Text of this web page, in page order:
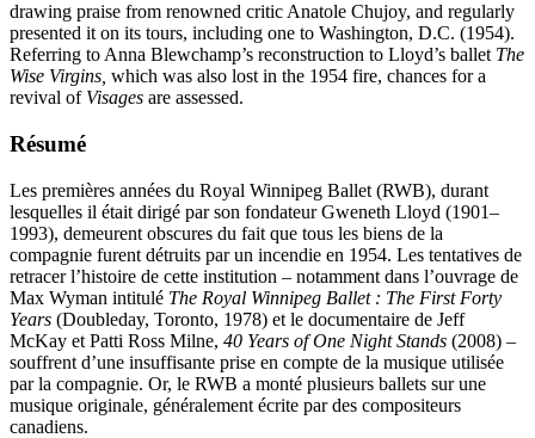
drawing praise from renowned critic Anatole Chujoy, and regularly
presented it on its tours, including one to Washington, D.C. (1954).
Referring to Anna Blewchamp’s reconstruction to Lloyd’s ballet The
Wise Virgins, which was also lost in the 1954 fire, chances for a
revival of Visages are assessed.
Résumé
Les premières années du Royal Winnipeg Ballet (RWB), durant
lesquelles il était dirigé par son fondateur Gweneth Lloyd (1901–
1993), demeurent obscures du fait que tous les biens de la
compagnie furent détruits par un incendie en 1954. Les tentatives de
retracer l’histoire de cette institution – notamment dans l’ouvrage de
Max Wyman intitulé The Royal Winnipeg Ballet : The First Forty
Years (Doubleday, Toronto, 1978) et le documentaire de Jeff
McKay et Patti Ross Milne, 40 Years of One Night Stands (2008) –
souffrent d’une insuffisante prise en compte de la musique utilisée
par la compagnie. Or, le RWB a monté plusieurs ballets sur une
musique originale, généralement écrite par des compositeurs
canadiens.